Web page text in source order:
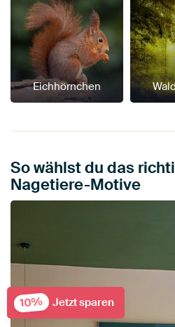
Eichhörnchen
So wählst du das
Nagetiere-Motive
10% Jetzt sparen